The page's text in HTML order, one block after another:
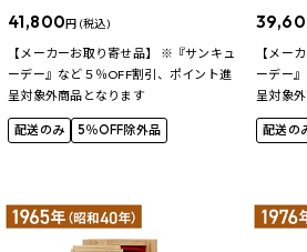
41,800円 (税込)
【メーカーお取り寄せ品】 ※『サンキュ
ーデー』など５％OFF割引、ポイント進
呈対象外商品となります
配送のみ 5％OFF除外品
【メー
ーデー
呈対象
配送の